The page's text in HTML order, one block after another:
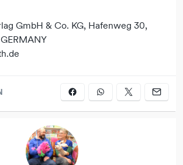
GmbH & Co. KG, Hafenweg 30,